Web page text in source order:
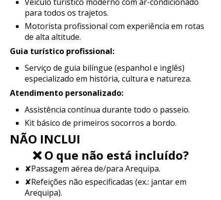
para todos os trajetos.
Motorista profissional com experiência em rotas
de alta altitude.
Guia turístico profissional:
Serviço de guia bilíngue (espanhol e inglês)
especializado em história, cultura e natureza.
Atendimento personalizado:
Assistência contínua durante todo o passeio.
Kit básico de primeiros socorros a bordo.
NÃO INCLUI
❌ O que não está incluído?
✘Passagem aérea de/para Arequipa.
✘Refeições não especificadas (ex.: jantar em
Arequipa).